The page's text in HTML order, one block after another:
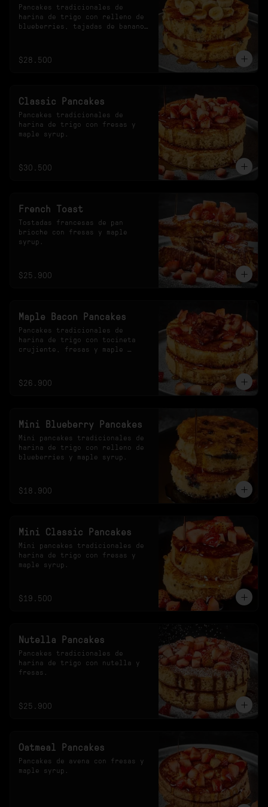
Pancakes tradicionales de
harina de trigo con relleno de
blueberries, tajadas de banano
$28.500
Classic Pancakes
Pancakes tradicionales de
harina de trigo con fresas y
maple syrup.
$30.500
French Toast
Tostadas francesas de pan
brioche con fresas y maple
syrup.
$25.900
Maple Bacon Pancakes
Pancakes tradicionales de
harina de trigo con tocineta
crujiente, fresas y maple
$26.900
Mini Blueberry Pancakes
Mini pancakes tradicionales de
harina de trigo con relleno de
blueberries y maple syrup.
$18.900
Mini Classic Pancakes
Mini pancakes tradicionales de
harina de trigo con fresas y
maple syrup.
$19.500
Nutella Pancakes
Pancakes tradicionales de
harina de trigo con nutella y
fresas.
$25.900
Oatmeal Pancakes
Pancakes de avena con fresas y
maple syrup.